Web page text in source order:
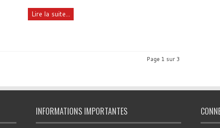
Lire la suite...
Page 1 sur 3
INFORMATIONS IMPORTANTES